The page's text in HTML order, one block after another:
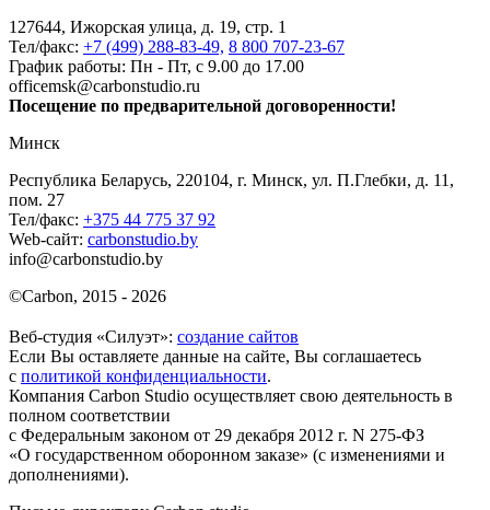
127644, Ижорская улица, д. 19, стр. 1
Тел/факс: +7 (499) 288-83-49, 8 800 707-23-67
График работы: Пн - Пт, с 9.00 до 17.00
officemsk@carbonstudio.ru
Посещение по предварительной договоренности!
Минск
Республика Беларусь, 220104, г. Минск, ул. П.Глебки, д. 11,
пом. 27
Тел/факс: +375 44 775 37 92
Web-сайт: carbonstudio.by
info@carbonstudio.by
©Carbon, 2015 - 2026
Веб-студия «Силуэт»: создание сайтов
Если Вы оставляете данные на сайте, Вы соглашаетесь
с политикой конфиденциальности.
Компания Carbon Studio осуществляет свою деятельность в
полном соответствии
с Федеральным законом от 29 декабря 2012 г. N 275-ФЗ
«О государственном оборонном заказе» (с изменениями и
дополнениями).